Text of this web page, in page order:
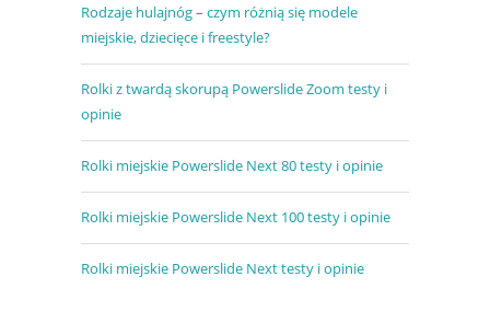
Rodzaje hulajnóg – czym różnią się modele
miejskie, dziecięce i freestyle?
Rolki z twardą skorupą Powerslide Zoom testy i
opinie
Rolki miejskie Powerslide Next 80 testy i opinie
Rolki miejskie Powerslide Next 100 testy i opinie
Rolki miejskie Powerslide Next testy i opinie